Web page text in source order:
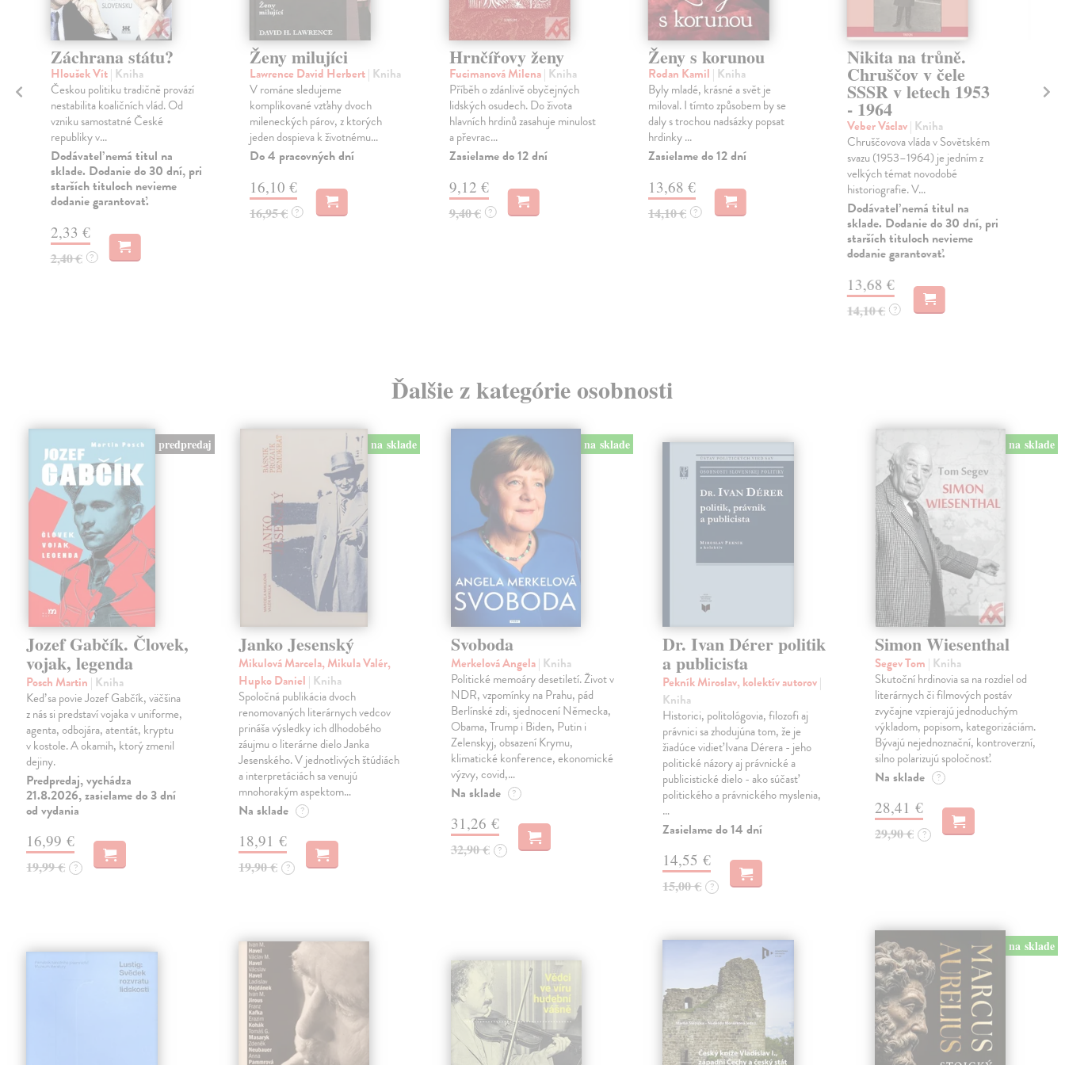
Záchrana státu?
Hloušek Vít| Kniha
Českou politiku tradičně provází
nestabilita koaličních vlád. Od
vzniku samostatné České
republiky v...
Dodávateľ nemá titul na
sklade. Dodanie do 30 dní, pri
starších tituloch nevieme
dodanie garantovať.
2,33 €
2,40 € ?
Ženy milujíci
Lawrence David Herbert| Kniha
V románe sledujeme
komplikované vzťahy dvoch
mileneckých párov, z ktorých
jeden dospieva k životnému...
Do 4 pracovných dní
16,10 €
16,95 € ?
Hrnčířovy ženy
Fucimanová Milena| Kniha
Příběh o zdánlivě obyčejných
lidských osudech. Do života
hlavních hrdinů zasahuje minulost
a převrac...
Zasielame do 12 dní
9,12 €
9,40 € ?
Ženy s korunou
Rodan Kamil | Kniha
Byly mladé, krásné a svět je
miloval. I tímto způsobem by se
daly s trochou nadsázky popsat
hrdinky ...
Zasielame do 12 dní
13,68 €
14,10 € ?
Nikita na trůně.
Chruščov v čele
SSSR v letech 1953
- 1964
Veber Václav| Kniha
Chruščovova vláda v Sovětském
svazu (1953–1964) je jedním z
velkých témat novodobé
historiografie. V...
Dodávateľ nemá titul na
sklade. Dodanie do 30 dní, pri
starších tituloch nevieme
dodanie garantovať.
13,68 €
14,10 € ?
Ďalšie z kategórie osobnosti
predpredaj
Jozef Gabčík. Človek,
vojak, legenda
Posch Martin | Kniha
Keď sa povie Jozef Gabčík, väčšina
z nás si predstaví vojaka v uniforme,
agenta, odbojára, atentát, kryptu
v kostole. A okamih, ktorý zmenil
dejiny.
Predpredaj, vychádza
21.8.2026, zasielame do 3 dní
od vydania
16,99 €
19,99 € ?
na sklade
Janko Jesenský
Mikulová Marcela, Mikula Valér,
Hupko Daniel | Kniha
Spoločná publikácia dvoch
renomovaných literárnych vedcov
prináša výsledky ich dlhodobého
záujmu o literárne dielo Janka
Jesenského. V jednotlivých štúdiách
a interpretáciách sa venujú
mnohorakým aspektom…
Na sklade ?
18,91 €
19,90 € ?
na sklade
Svoboda
Merkelová Angela| Kniha
Politické memoáry desetiletí. Život v
NDR, vzpomínky na Prahu, pád
Berlínské zdi, sjednocení Německa,
Obama, Trump i Biden, Putin i
Zelenskyj, obsazení Krymu,
klimatické konference, ekonomické
výzvy, covid,…
Na sklade ?
31,26 €
32,90 € ?
Dr. Ivan Dérer politik
a publicista
Pekník Miroslav, kolektív autorov|
Kniha
Historici, politológovia, filozofi aj
právnici sa zhodujúna tom, že je
žiadúce vidieť Ivana Dérera - jeho
politické názory aj právnické a
publicistické dielo - ako súčasť
politického a právnického myslenia,
…
Zasielame do 14 dní
14,55 €
15,00 € ?
na sklade
Simon Wiesenthal
Segev Tom | Kniha
Skutoční hrdinovia sa na rozdiel od
literárnych či filmových postáv
zvyčajne vzpierajú jednoduchým
výkladom, popisom, kategorizáciám.
Bývajú nejednoznační, kontroverzní,
silno polarizujú spoločnosť.
Na sklade ?
28,41 €
29,90 € ?
na sklade